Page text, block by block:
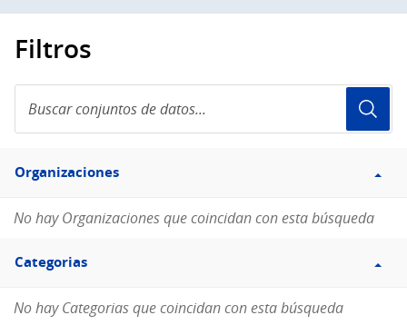
Filtros
conjuntos
de
Filtro
Organizaciones
Organizaciones
No hay Organizaciones que coincidan con esta búsqueda
Filtro
Categorias
Categorias
No hay Categorias que coincidan con esta búsqueda